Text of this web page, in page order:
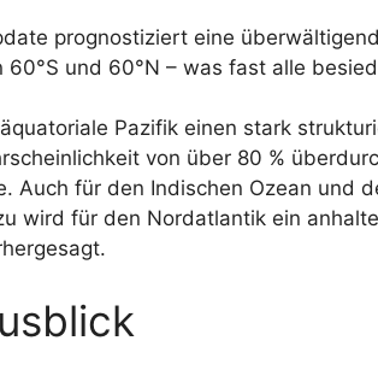
prognostiziert eine
und 60°N – was fast alle
Pazifik einen stark
von über 80 %
Auch für den Indischen Ozean
wird für den Nordatlantik ein